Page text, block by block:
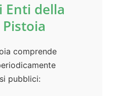
della
comprende
pubblici: